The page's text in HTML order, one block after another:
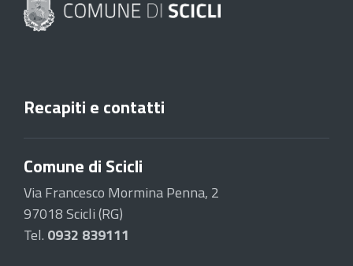
Recapiti e contatti
Comune di Scicli
Via Francesco Mormina Penna, 2
97018 Scicli (RG)
Tel. 0932 839111